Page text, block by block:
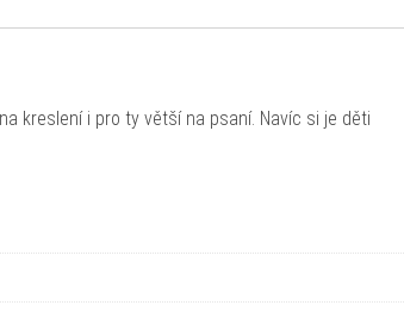
kreslení i pro ty větší na psaní. Navíc si je děti